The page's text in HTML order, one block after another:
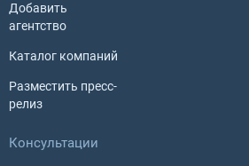
Добавить
агентство
Каталог компаний
Разместить пресс-
релиз
Консультации